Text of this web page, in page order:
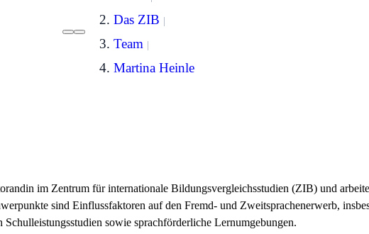
Das ZIB
Team
Martina Heinle
im Zentrum für internationale Bildungsvergleichsstudien (ZIB) und
sind Einflussfaktoren auf den Fremd- und Zweitsprachenerwerb,
sowie sprachförderliche Lernumgebungen.